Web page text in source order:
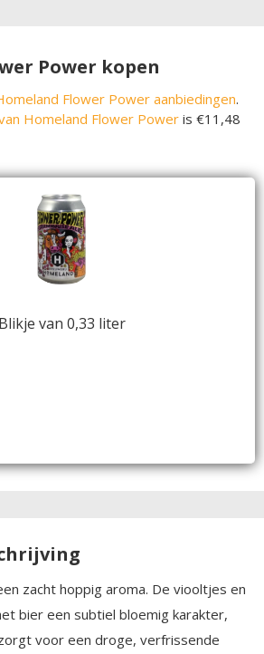
Power kopen
Flower Power aanbiedingen.
Homeland Flower Power is €11,48
Blikje van 0,33 liter
zacht hoppig aroma. De viooltjes en
bier een subtiel bloemig karakter,
voor een droge, verfrissende